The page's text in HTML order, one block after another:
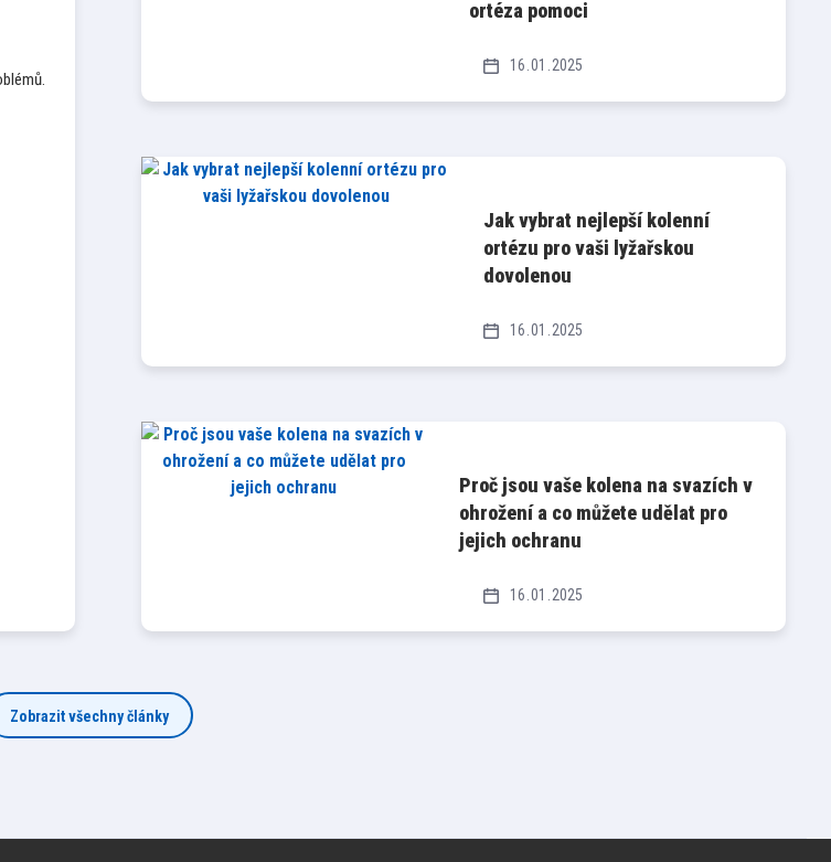
16 01 2025
ortéza pomoci
16 01 2025
Jak vybrat nejlepší kolenní
ortézu pro vaši lyžařskou
dovolenou
16 01 2025
Proč jsou vaše kolena na svazích v
ohrožení a co můžete udělat pro
jejich ochranu
Zobrazit všechny články